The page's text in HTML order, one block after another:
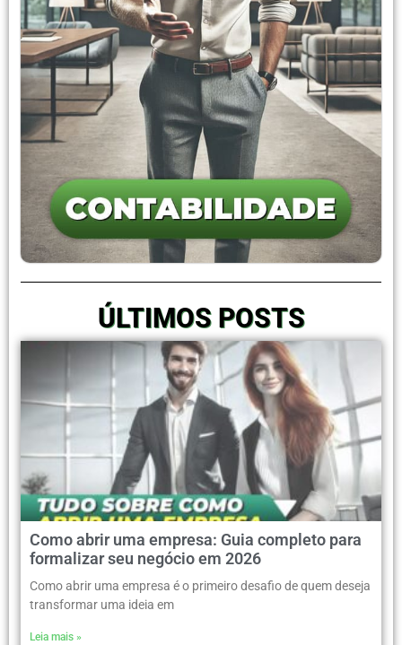
ÚLTIMOS POSTS
Como abrir uma empresa: Guia completo para
formalizar seu negócio em 2026
Como abrir uma empresa é o primeiro desafio de quem deseja
transformar uma ideia em
Leia mais »